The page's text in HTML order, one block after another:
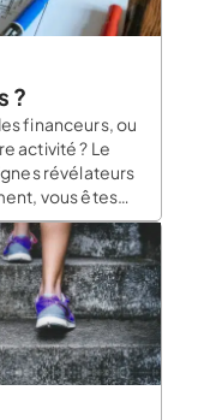
?
financeurs, ou
activité ? Le
révélateurs
vous êtes
ailes. Les
plus le choix.